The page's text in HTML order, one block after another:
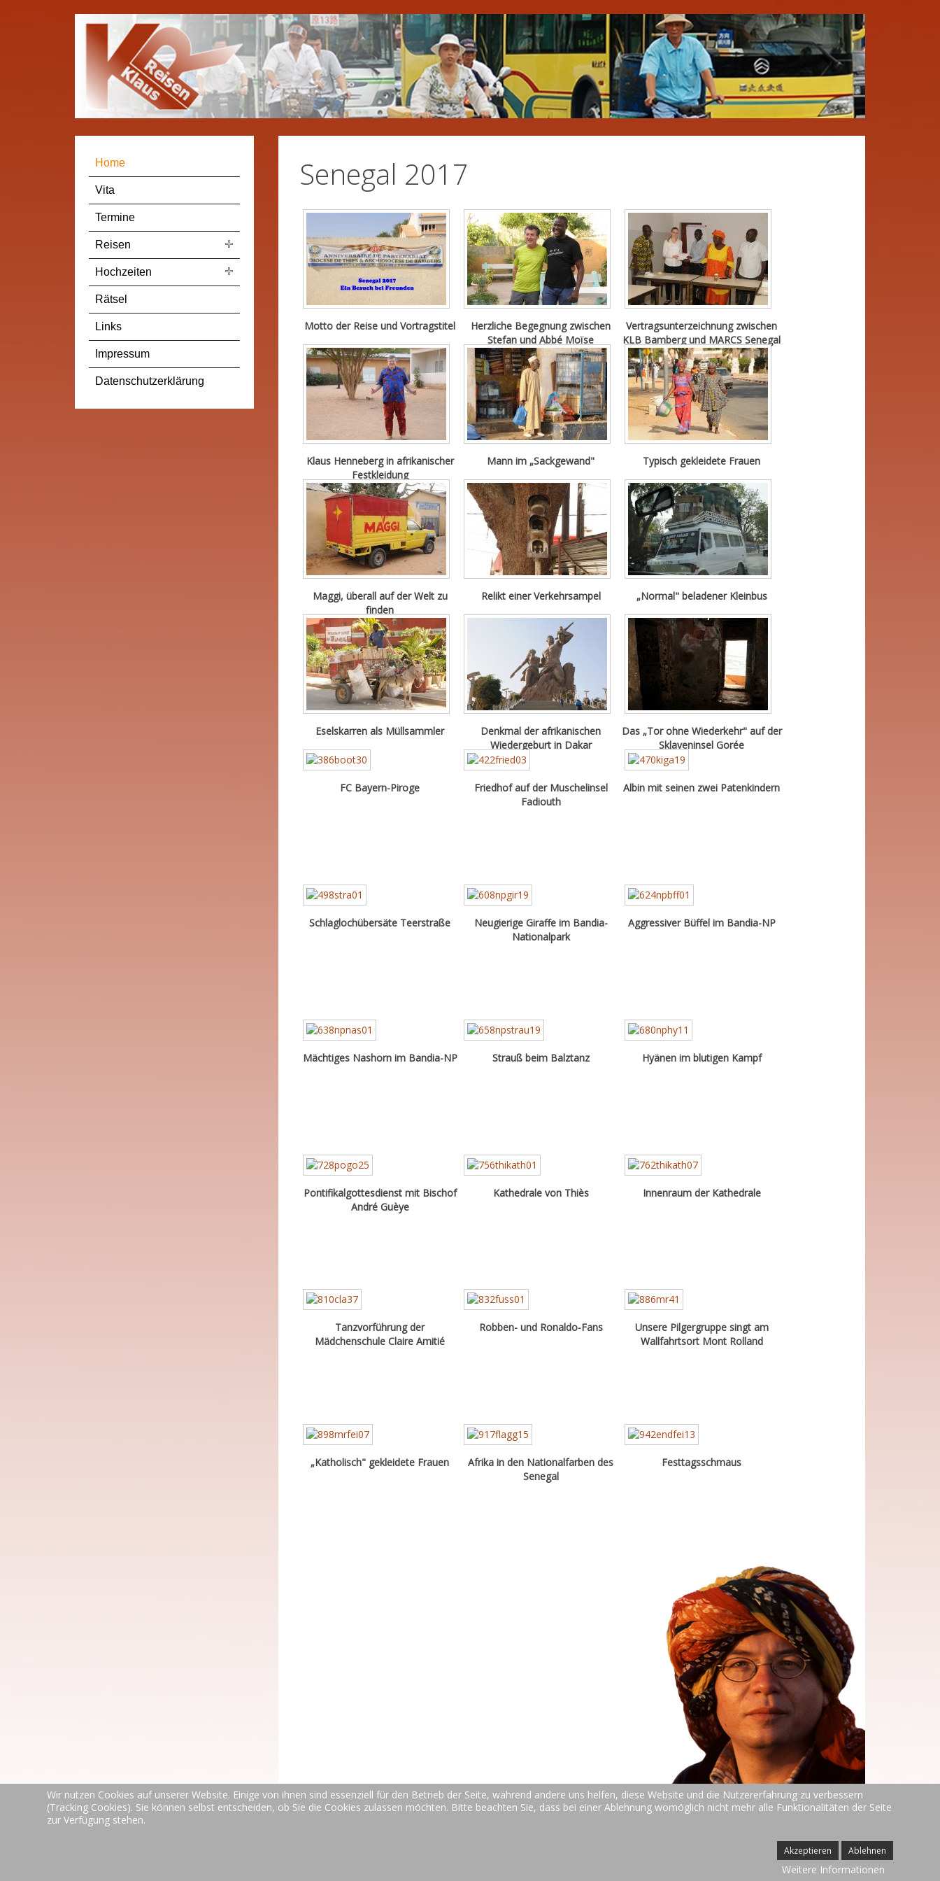
Senegal 2017
Motto der Reise und Vortragstitel
Herzliche Begegnung zwischen
Stefan und Abbé Moïse
Vertragsunterzeichnung zwischen
KLB Bamberg und MARCS Senegal
Klaus Henneberg in afrikanischer
Festkleidung
Mann im „Sackgewand" Typisch gekleidete Frauen
Maggi, überall auf der Welt zu
finden
Relikt einer Verkehrsampel „Normal" beladener Kleinbus
Eselskarren als Müllsammler
Denkmal der afrikanischen
Wiedergeburt in Dakar
Das „Tor ohne Wiederkehr" auf der
Sklaveninsel Gorée
FC Bayern-Piroge
Friedhof auf der Muschelinsel
Fadiouth
Albin mit seinen zwei Patenkindern
Schlaglochübersäte Teerstraße
Neugierige Giraffe im Bandia-
Nationalpark
Aggressiver Büffel im Bandia-NP
Mächtiges Nashorn im Bandia-NP Strauß beim Balztanz Hyänen im blutigen Kampf
Pontifikalgottesdienst mit Bischof
André Guèye
Kathedrale von Thiès Innenraum der Kathedrale
Tanzvorführung der
Mädchenschule Claire Amitié
Robben- und Ronaldo-Fans
Unsere Pilgergruppe singt am
Wallfahrtsort Mont Rolland
„Katholisch" gekleidete Frauen
Afrika in den Nationalfarben des
Senegal
Festtagsschmaus
Home
Vita
Termine
Reisen
Hochzeiten
Rätsel
Links
Impressum
Datenschutzerklärung
TOP
Wir nutzen Cookies auf unserer Website. Einige von ihnen sind essenziell für den Betrieb der Seite, während andere uns helfen, diese Website und die Nutzererfahrung zu verbessern
(Tracking Cookies). Sie können selbst entscheiden, ob Sie die Cookies zulassen möchten. Bitte beachten Sie, dass bei einer Ablehnung womöglich nicht mehr alle Funktionalitäten der Seite
zur Verfügung stehen.
Akzeptieren Ablehnen
Weitere Informationen